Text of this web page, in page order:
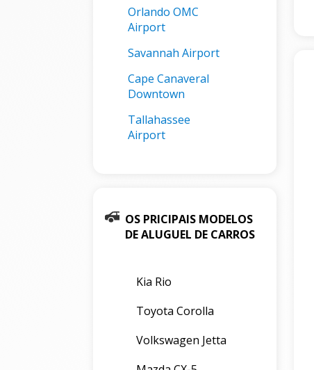
Orlando OMC
Airport
Savannah Airport
Cape Canaveral
Downtown
Tallahassee
Airport
OS PRICIPAIS MODELOS
DE ALUGUEL DE CARROS
Kia Rio
Toyota Corolla
Volkswagen Jetta